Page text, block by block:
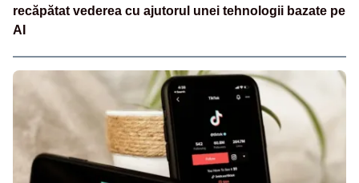
recăpătat vederea cu ajutorul unei tehnologii bazate pe
AI